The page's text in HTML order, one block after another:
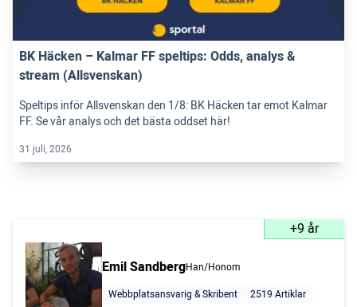
BK Häcken – Kalmar FF speltips: Odds, analys &
stream (Allsvenskan)
Speltips inför Allsvenskan den 1/8: BK Häcken tar emot Kalmar
FF. Se vår analys och det bästa oddset här!
31 juli, 2026
+9 år
Emil SandbergHan/Honom
Webbplatsansvarig & Skribent
2519 Artiklar